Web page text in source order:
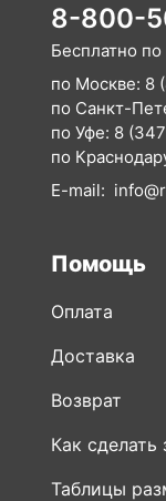
8-800-
Бесплатно
по Москве: 8
по Санкт-
по Уфе: 8
по
E-mail:
Помощь
Оплата
Доставка
Возврат
Как сделать
Таблицы